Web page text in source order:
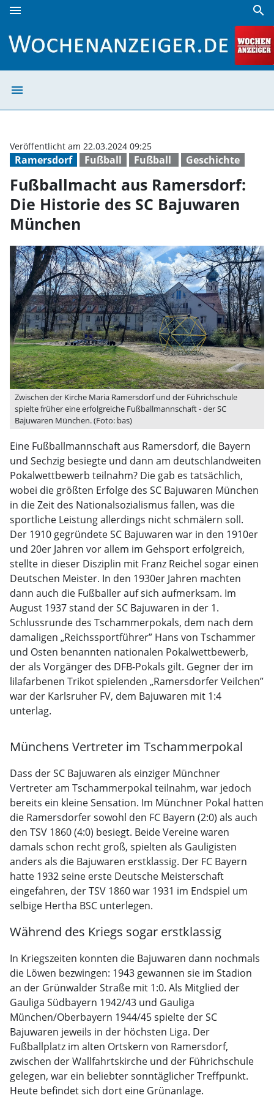
menu search
menu
Ramersdorf Fußball Fußball Geschichte
Veröffentlicht am 22.03.2024 09:25
Fußballmacht aus Ramersdorf:
Die Historie des SC Bajuwaren
München
Zwischen der Kirche Maria Ramersdorf und der Führichschule
spielte früher eine erfolgreiche Fußballmannschaft - der SC
Bajuwaren München. (Foto: bas)
Eine Fußballmannschaft aus Ramersdorf, die Bayern
und Sechzig besiegte und dann am deutschlandweiten
Pokalwettbewerb teilnahm? Die gab es tatsächlich,
wobei die größten Erfolge des SC Bajuwaren München
in die Zeit des Nationalsozialismus fallen, was die
sportliche Leistung allerdings nicht schmälern soll.
Der 1910 gegründete SC Bajuwaren war in den 1910er
und 20er Jahren vor allem im Gehsport erfolgreich,
stellte in dieser Disziplin mit Franz Reichel sogar einen
Deutschen Meister. In den 1930er Jahren machten
dann auch die Fußballer auf sich aufmerksam. Im
August 1937 stand der SC Bajuwaren in der 1.
Schlussrunde des Tschammerpokals, dem nach dem
damaligen „Reichssportführer” Hans von Tschammer
und Osten benannten nationalen Pokalwettbewerb,
der als Vorgänger des DFB-Pokals gilt. Gegner der im
lilafarbenen Trikot spielenden „Ramersdorfer Veilchen”
war der Karlsruher FV, dem Bajuwaren mit 1:4
unterlag.
Münchens Vertreter im Tschammerpokal
Dass der SC Bajuwaren als einziger Münchner
Vertreter am Tschammerpokal teilnahm, war jedoch
bereits ein kleine Sensation. Im Münchner Pokal hatten
die Ramersdorfer sowohl den FC Bayern (2:0) als auch
den TSV 1860 (4:0) besiegt. Beide Vereine waren
damals schon recht groß, spielten als Gauligisten
anders als die Bajuwaren erstklassig. Der FC Bayern
hatte 1932 seine erste Deutsche Meisterschaft
eingefahren, der TSV 1860 war 1931 im Endspiel um
selbige Hertha BSC unterlegen.
Während des Kriegs sogar erstklassig
In Kriegszeiten konnten die Bajuwaren dann nochmals
die Löwen bezwingen: 1943 gewannen sie im Stadion
an der Grünwalder Straße mit 1:0. Als Mitglied der
Gauliga Südbayern 1942/43 und Gauliga
München/Oberbayern 1944/45 spielte der SC
Bajuwaren jeweils in der höchsten Liga. Der
Fußballplatz im alten Ortskern von Ramersdorf,
zwischen der Wallfahrtskirche und der Führichschule
gelegen, war ein beliebter sonntäglicher Treffpunkt.
Heute befindet sich dort eine Grünanlage.